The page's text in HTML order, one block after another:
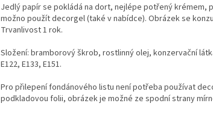
Jedlý papír se pokládá na dort, nejlépe potřený krémem,
možno použít decorgel (také v nabídce). Obrázek se
Trvanlivost 1 rok.
Složení: bramborový škrob, rostlinný olej, konzervační
E122, E133, E151.
Pro přilepení fondánového listu není potřeba používat
podkladovou folii, obrázek je možné ze spodní strany